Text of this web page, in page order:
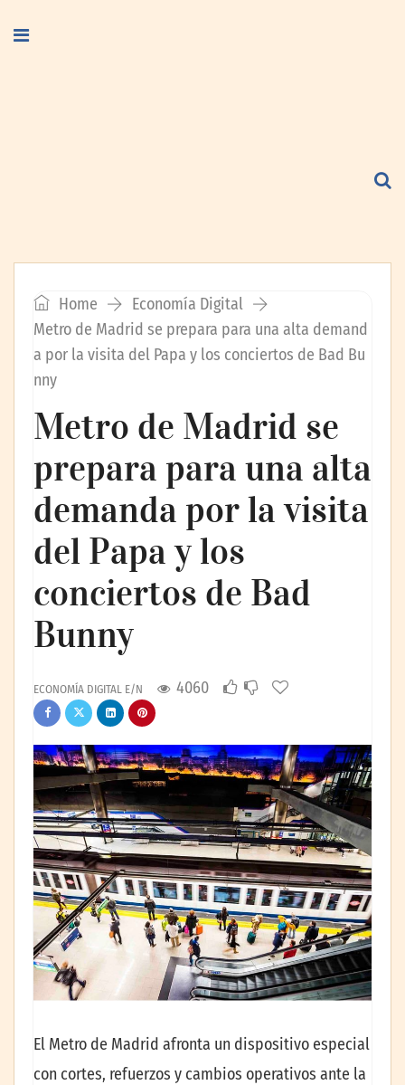
Home
Economía Digital
Metro de Madrid se prepara para una alta demand
a por la visita del Papa y los conciertos de Bad Bu
nny
Metro de Madrid se
prepara para una alta
demanda por la visita
del Papa y los
conciertos de Bad
Bunny
ECONOMÍA DIGITAL E/N 4060
El Metro de Madrid afronta un dispositivo especial
con cortes, refuerzos y cambios operativos ante la